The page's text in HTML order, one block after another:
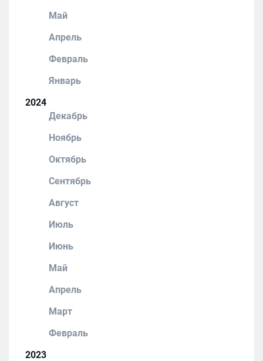
Май
Апрель
Февраль
Январь
2024
Декабрь
Ноябрь
Октябрь
Сентябрь
Август
Июль
Июнь
Май
Апрель
Март
Февраль
2023